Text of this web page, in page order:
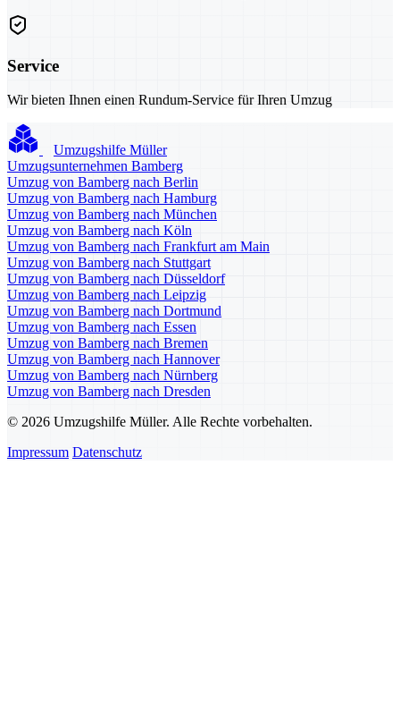
Service
Wir bieten Ihnen einen Rundum-Service für Ihren Umzug
Umzugshilfe Müller
Umzugsunternehmen Bamberg
Umzug von Bamberg nach Berlin
Umzug von Bamberg nach Hamburg
Umzug von Bamberg nach München
Umzug von Bamberg nach Köln
Umzug von Bamberg nach Frankfurt am Main
Umzug von Bamberg nach Stuttgart
Umzug von Bamberg nach Düsseldorf
Umzug von Bamberg nach Leipzig
Umzug von Bamberg nach Dortmund
Umzug von Bamberg nach Essen
Umzug von Bamberg nach Bremen
Umzug von Bamberg nach Hannover
Umzug von Bamberg nach Nürnberg
Umzug von Bamberg nach Dresden
© 2026 Umzugshilfe Müller. Alle Rechte vorbehalten.
Impressum Datenschutz